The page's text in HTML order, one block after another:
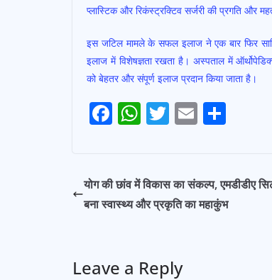
प्लास्टिक और रिकंस्ट्रक्टिव सर्जरी की प्रगति और
इस जटिल मामले के सफल इलाज ने एक बार फिर
इलाज में विशेषज्ञता रखता है। अस्पताल में
को बेहतर और संपूर्ण इलाज प्रदान किया जाता है।
Post
F
ac
b
o
W
h
s
A
T
w
er
E
m
l e
योग की छांव में विकास का संकल्प, एमडीडीए
बना स्वास्थ्य और प्रकृति का महाकुंभ
Leave a Reply